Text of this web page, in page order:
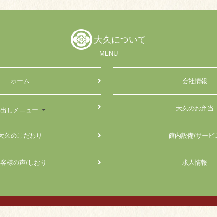
大久について
MENU
ホーム 会社情報
しメニュー 大久のお弁当
久のこだわり 館内設備/サービ
様の声/しおり 求人情報